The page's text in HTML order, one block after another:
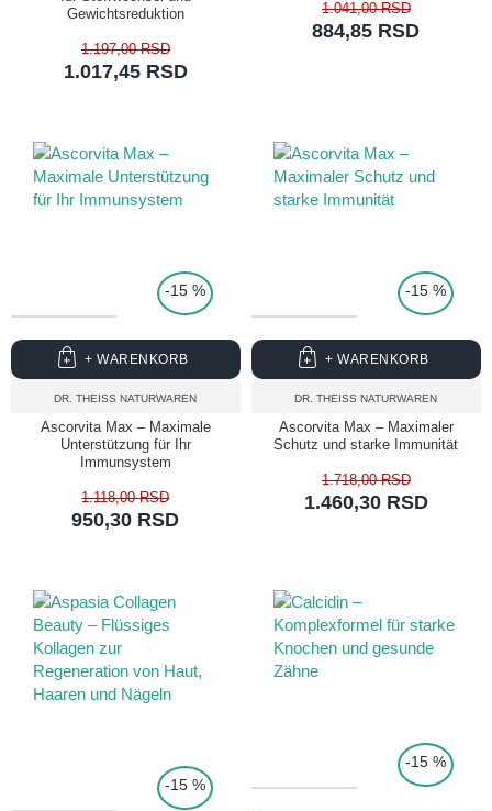
Gewichtsreduktion
1.017,45 RSD
1.197,00 RSD
884,85 RSD
1.041,00 RSD
-15 %
DR. THEISS NATURWAREN
Ascorvita Max – Maximale
Unterstützung für Ihr
Immunsystem
950,30 RSD
1.118,00 RSD
+ WARENKORB
TOP PRICE -15 %
DR. THEISS NATURWAREN
Ascorvita Max – Maximaler
Schutz und starke Immunität
1.460,30 RSD
1.718,00 RSD
+ WARENKORB
-15 %
-15 %